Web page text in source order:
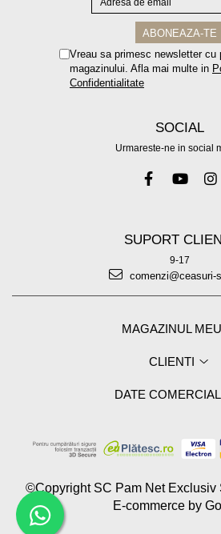
Vreau sa primesc newsletter cu
magazinului. Afla mai multe in
Confidentialitate
SOCIAL
Urmareste-ne in social
SUPORT
9-17
comenzi@ceasuri-
MAGAZINUL MEU
CLIENTI
DATE
©Copyright SC Pam Net Exclusiv
E-commerce by